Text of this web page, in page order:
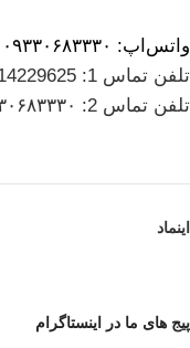
واتس‌اپ: ۰۹۳۳۰۶۸۳۳۳۰
تلفن تماس 1: 0114229625
تلفن تماس 2: ۰۹۳۳۰۶۸۳۳۳۰
اینماد
پیج های ما در اینستاگرام